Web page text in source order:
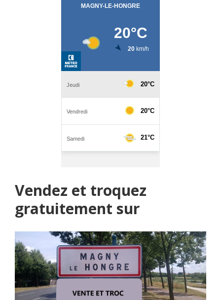
Vendez et troquez
gratuitement sur